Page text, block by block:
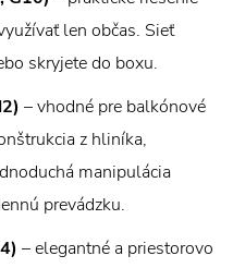
len občas. Sieť
skryjete do boxu.
– vhodné pre balkónové
z hliníka,
manipulácia
prevádzku.
– elegantné a priestorovo